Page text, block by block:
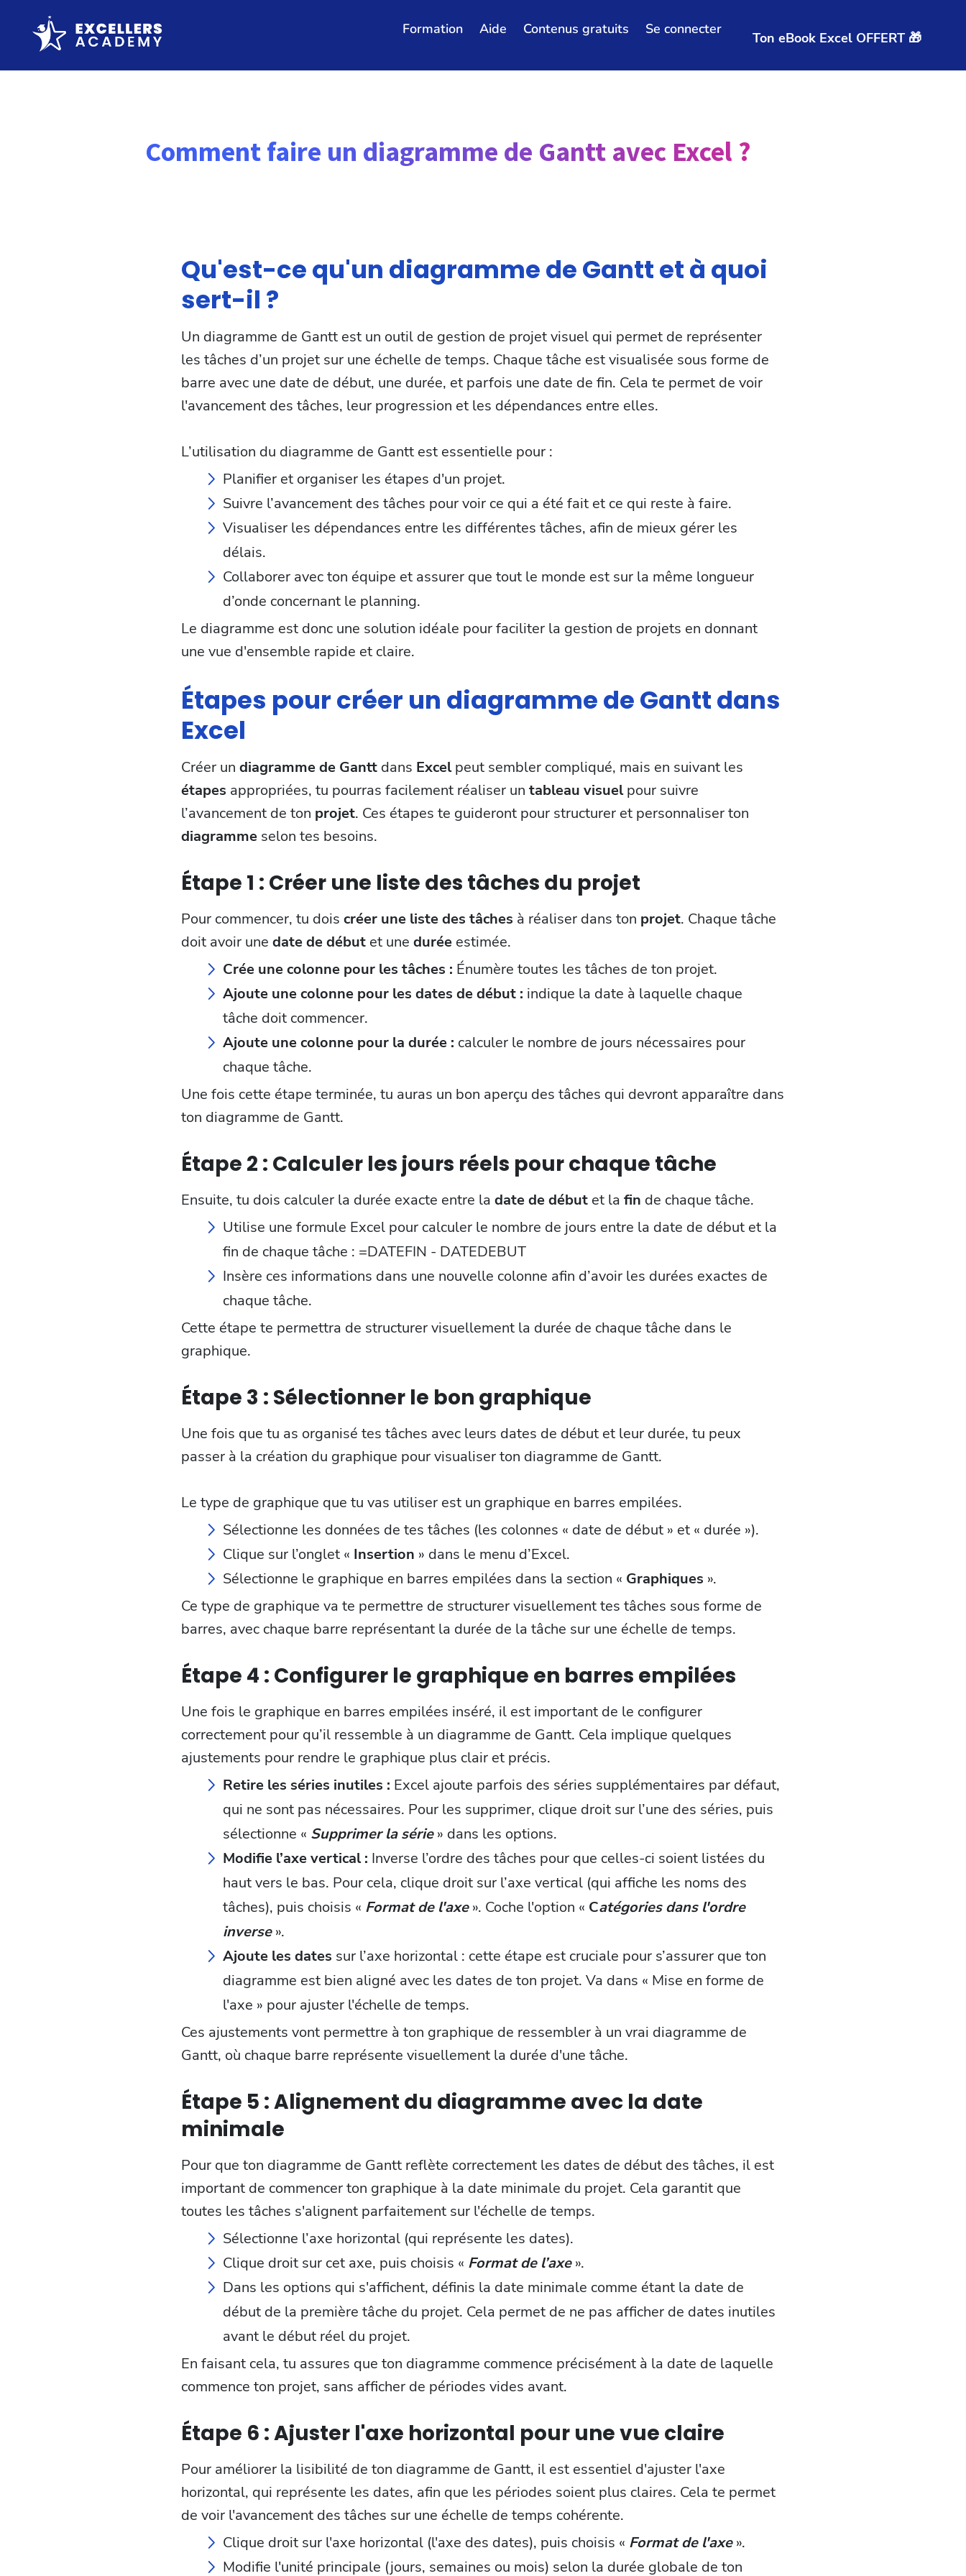
Formation Aide Contenus gratuits Se connecter
Ton eBook Excel OFFERT 🎁
Comment faire un diagramme de Gantt avec Excel ?
Qu'est-ce qu'un diagramme de Gantt et à quoi
sert-il ?
Un diagramme de Gantt est un outil de gestion de projet visuel qui permet de représenter
les tâches d’un projet sur une échelle de temps. Chaque tâche est visualisée sous forme de
barre avec une date de début, une durée, et parfois une date de fin. Cela te permet de voir
l'avancement des tâches, leur progression et les dépendances entre elles.
L’utilisation du diagramme de Gantt est essentielle pour :
Planifier et organiser les étapes d'un projet.
Suivre l’avancement des tâches pour voir ce qui a été fait et ce qui reste à faire.
Visualiser les dépendances entre les différentes tâches, afin de mieux gérer les
délais.
Collaborer avec ton équipe et assurer que tout le monde est sur la même longueur
d’onde concernant le planning.
Le diagramme est donc une solution idéale pour faciliter la gestion de projets en donnant
une vue d'ensemble rapide et claire.
Étapes pour créer un diagramme de Gantt dans
Excel
Créer un diagramme de Gantt dans Excelpeut sembler compliqué, mais en suivant les
étapes appropriées, tu pourras facilement réaliser un tableau visuelpour suivre
l’avancement de ton projet. Ces étapes te guideront pour structurer et personnaliser ton
diagramme selon tes besoins.
Étape 1 : Créer une liste des tâches du projet
Pour commencer, tu dois créer une liste des tâches à réaliser dans ton projet. Chaque tâche
doit avoir une date de début et une durée estimée.
Crée une colonne pour les tâches : Énumère toutes les tâches de ton projet.
Ajoute une colonne pour les dates de début : indique la date à laquelle chaque
tâche doit commencer.
Ajoute une colonne pour la durée : calculer le nombre de jours nécessaires pour
chaque tâche.
Une fois cette étape terminée, tu auras un bon aperçu des tâches qui devront apparaître dans
ton diagramme de Gantt.
Étape 2 : Calculer les jours réels pour chaque tâche
Ensuite, tu dois calculer la durée exacte entre la date de début et la fin de chaque tâche.
Utilise une formule Excel pour calculer le nombre de jours entre la date de début et la
fin de chaque tâche : =DATEFIN - DATEDEBUT
Insère ces informations dans une nouvelle colonne afin d’avoir les durées exactes de
chaque tâche.
Cette étape te permettra de structurer visuellement la durée de chaque tâche dans le
graphique.
Étape 3 : Sélectionner le bon graphique
Une fois que tu as organisé tes tâches avec leurs dates de début et leur durée, tu peux
passer à la création du graphique pour visualiser ton diagramme de Gantt.
Le type de graphique que tu vas utiliser est un graphique en barres empilées.
Sélectionne les données de tes tâches (les colonnes « date de début » et « durée »).
Clique sur l’onglet « Insertion » dans le menu d’Excel.
Sélectionne le graphique en barres empilées dans la section « Graphiques ».
Ce type de graphique va te permettre de structurer visuellement tes tâches sous forme de
barres, avec chaque barre représentant la durée de la tâche sur une échelle de temps.
Étape 4 : Configurer le graphique en barres empilées
Une fois le graphique en barres empilées inséré, il est important de le configurer
correctement pour qu’il ressemble à un diagramme de Gantt. Cela implique quelques
ajustements pour rendre le graphique plus clair et précis.
Retire les séries inutiles : Excel ajoute parfois des séries supplémentaires par défaut,
qui ne sont pas nécessaires. Pour les supprimer, clique droit sur l’une des séries, puis
sélectionne « Supprimer la série» dans les options.
Modifie l’axe vertical : Inverse l’ordre des tâches pour que celles-ci soient listées du
haut vers le bas. Pour cela, clique droit sur l’axe vertical (qui affiche les noms des
tâches), puis choisis « Format de l'axe». Coche l'option « Catégories dans l'ordre
inverse».
Ajoute les dates sur l’axe horizontal : cette étape est cruciale pour s’assurer que ton
diagramme est bien aligné avec les dates de ton projet. Va dans « Mise en forme de
l'axe » pour ajuster l'échelle de temps.
Ces ajustements vont permettre à ton graphique de ressembler à un vrai diagramme de
Gantt, où chaque barre représente visuellement la durée d'une tâche.
Étape 5 : Alignement du diagramme avec la date
minimale
Pour que ton diagramme de Gantt reflète correctement les dates de début des tâches, il est
important de commencer ton graphique à la date minimale du projet. Cela garantit que
toutes les tâches s'alignent parfaitement sur l'échelle de temps.
Sélectionne l’axe horizontal (qui représente les dates).
Clique droit sur cet axe, puis choisis « Format de l’axe».
Dans les options qui s'affichent, définis la date minimale comme étant la date de
début de la première tâche du projet. Cela permet de ne pas afficher de dates inutiles
avant le début réel du projet.
En faisant cela, tu assures que ton diagramme commence précisément à la date de laquelle
commence ton projet, sans afficher de périodes vides avant.
Étape 6 : Ajuster l'axe horizontal pour une vue claire
Pour améliorer la lisibilité de ton diagramme de Gantt, il est essentiel d'ajuster l'axe
horizontal, qui représente les dates, afin que les périodes soient plus claires. Cela te permet
de voir l'avancement des tâches sur une échelle de temps cohérente.
Clique droit sur l'axe horizontal (l'axe des dates), puis choisis « Format de l'axe».
Modifie l'unité principale (jours, semaines ou mois) selon la durée globale de ton